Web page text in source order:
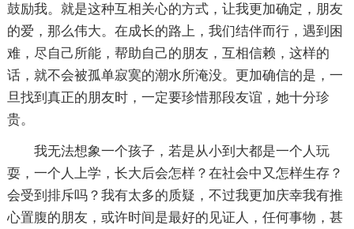
鼓励我。就是这种互相关心的方式，让我更加确定，朋友
的爱，那么伟大。在成长的路上，我们结伴而行，遇到困
难，尽自己所能，帮助自己的朋友，互相信赖，这样的
话，就不会被孤单寂寞的潮水所淹没。更加确信的是，一
旦找到真正的朋友时，一定要珍惜那段友谊，她十分珍
贵。
我无法想象一个孩子，若是从小到大都是一个人玩
耍，一个人上学，长大后会怎样？在社会中又怎样生存？
会受到排斥吗？我有太多的质疑，不过我更加庆幸我有推
心置腹的朋友，或许时间是最好的见证人，任何事物，甚